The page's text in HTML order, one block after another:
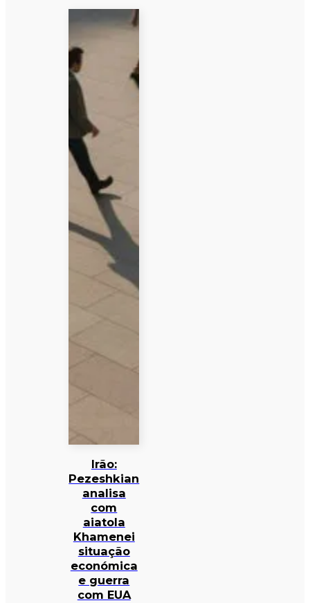
Irão:
Pezeshkian
analisa
com
aiatola
Khamenei
situação
económica
e guerra
com EUA